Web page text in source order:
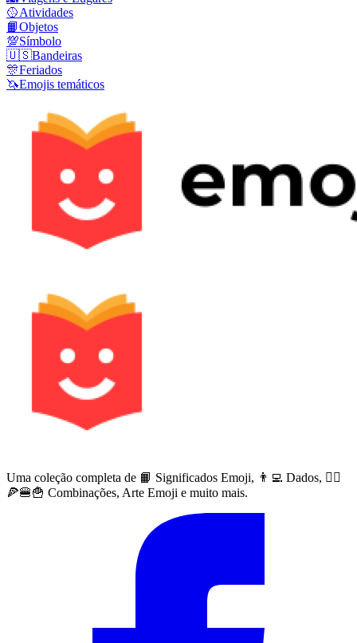
🥎Atividades
📙Objetos
💯Símbolo
🇺🇸Bandeiras
🎊Feriados
🦄Emojis temáticos
Uma coleção completa de 📙 Significados Emoji, 👨‍💻 Dados, 🙅‍♀️
🍕🍔🍟 Combinações, Arte Emoji e muito mais.